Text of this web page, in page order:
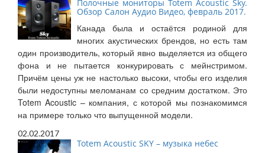
Полочные мониторы Totem Acoustic Sky.
Обзор Салон Аудио Видео, февраль 2017.
Канада была и остаётся родиной для
многих акустических брендов, но есть там
один производитель, который явно выделяется из общего
фона и не пытается конкурировать с мейнстримом.
Причём цены уж не настолько высоки, чтобы его изделия
были недоступны меломанам со средним достатком. Это
Totem Acoustic – компания, с которой мы познакомимся
на примере только что выпущенной модели.
02.02.2017
Totem Acoustic SKY – музыка небес